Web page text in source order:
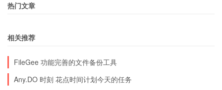
热门文章
相关推荐
FileGee 功能完善的文件备份工具
Any.DO 时刻 花点时间计划今天的任务